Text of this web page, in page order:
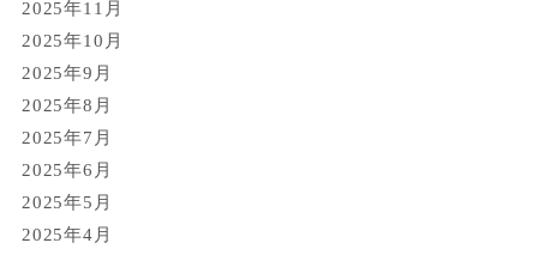
2025年11月
2025年10月
2025年9月
2025年8月
2025年7月
2025年6月
2025年5月
2025年4月